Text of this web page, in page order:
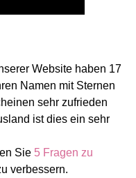
Website haben 17
Namen mit Sternen
sehr zufrieden
ist dies ein sehr
Sie 5 Fragen zu
verbessern.